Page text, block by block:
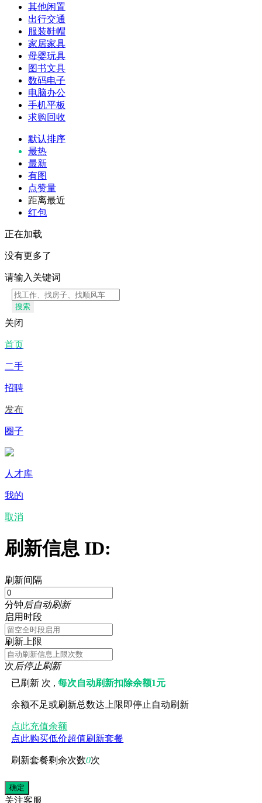
其他闲置
出行交通
服装鞋帽
家居家具
母婴玩具
图书文具
数码电子
电脑办公
手机平板
求购回收
默认排序
最热
最新
有图
点赞量
距离最近
红包
正在加载
没有更多了
请输入关键词
搜索
关闭
首页
二手
招聘
发布
圈子
人才库
我的
取消
刷新信息 ID:
刷新间隔
分钟后自动刷新
启用时段
刷新上限
次后停止刷新
已刷新 次 ,每次自动刷新扣除余额1元
余额不足或刷新总数达上限即停止自动刷新
点此充值余额
点此购买低价超值刷新套餐
刷新套餐剩余次数0次
关注客服